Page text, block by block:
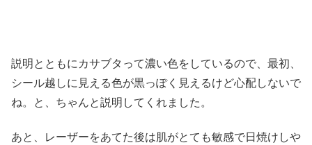
説明とともにカサブタって濃い色をしているので、最初、
シール越しに見える色が黒っぽく見えるけど心配しないで
ね。と、ちゃんと説明してくれました。
あと、レーザーをあてた後は肌がとても敏感で日焼けしや